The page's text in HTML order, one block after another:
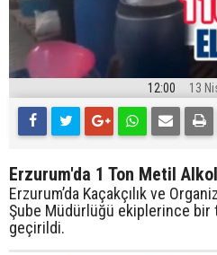
12:00 13
Erzurum'da 1 Ton Metil
Erzurum’da Kaçakçılık ve
Şube Müdürlüğü ekiplerince bir
geçirildi.